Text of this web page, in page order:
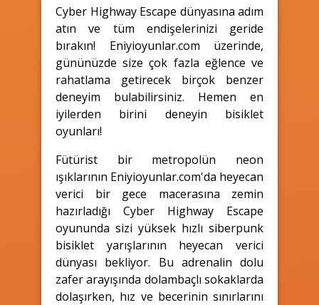
Cyber Highway Escape dünyasına adım
atın ve tüm endişelerinizi geride
bırakın! Eniyioyunlar.com üzerinde,
gününüzde size çok fazla eğlence ve
rahatlama getirecek birçok benzer
deneyim bulabilirsiniz. Hemen en
iyilerden birini deneyin bisiklet
oyunları!
Fütürist bir metropolün neon
ışıklarının Eniyioyunlar.com'da heyecan
verici bir gece macerasına zemin
hazırladığı Cyber Highway Escape
oyununda sizi yüksek hızlı siberpunk
bisiklet yarışlarının heyecan verici
dünyası bekliyor. Bu adrenalin dolu
zafer arayışında dolambaçlı sokaklarda
dolaşırken, hız ve becerinin sınırlarını